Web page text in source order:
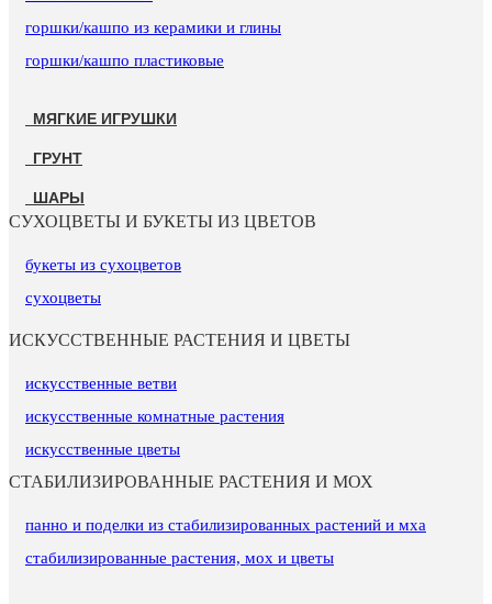
горшки/кашпо из керамики и глины
горшки/кашпо пластиковые
МЯГКИЕ ИГРУШКИ
ГРУНТ
ШАРЫ
СУХОЦВЕТЫ И БУКЕТЫ ИЗ ЦВЕТОВ
букеты из сухоцветов
сухоцветы
ИСКУССТВЕННЫЕ РАСТЕНИЯ И ЦВЕТЫ
искусственные ветви
искусственные комнатные растения
искусственные цветы
СТАБИЛИЗИРОВАННЫЕ РАСТЕНИЯ И МОХ
панно и поделки из стабилизированных растений и мха
стабилизированные растения, мох и цветы